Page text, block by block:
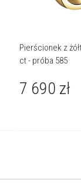
Pierścionek z
ct - próba 585
7 690 zł